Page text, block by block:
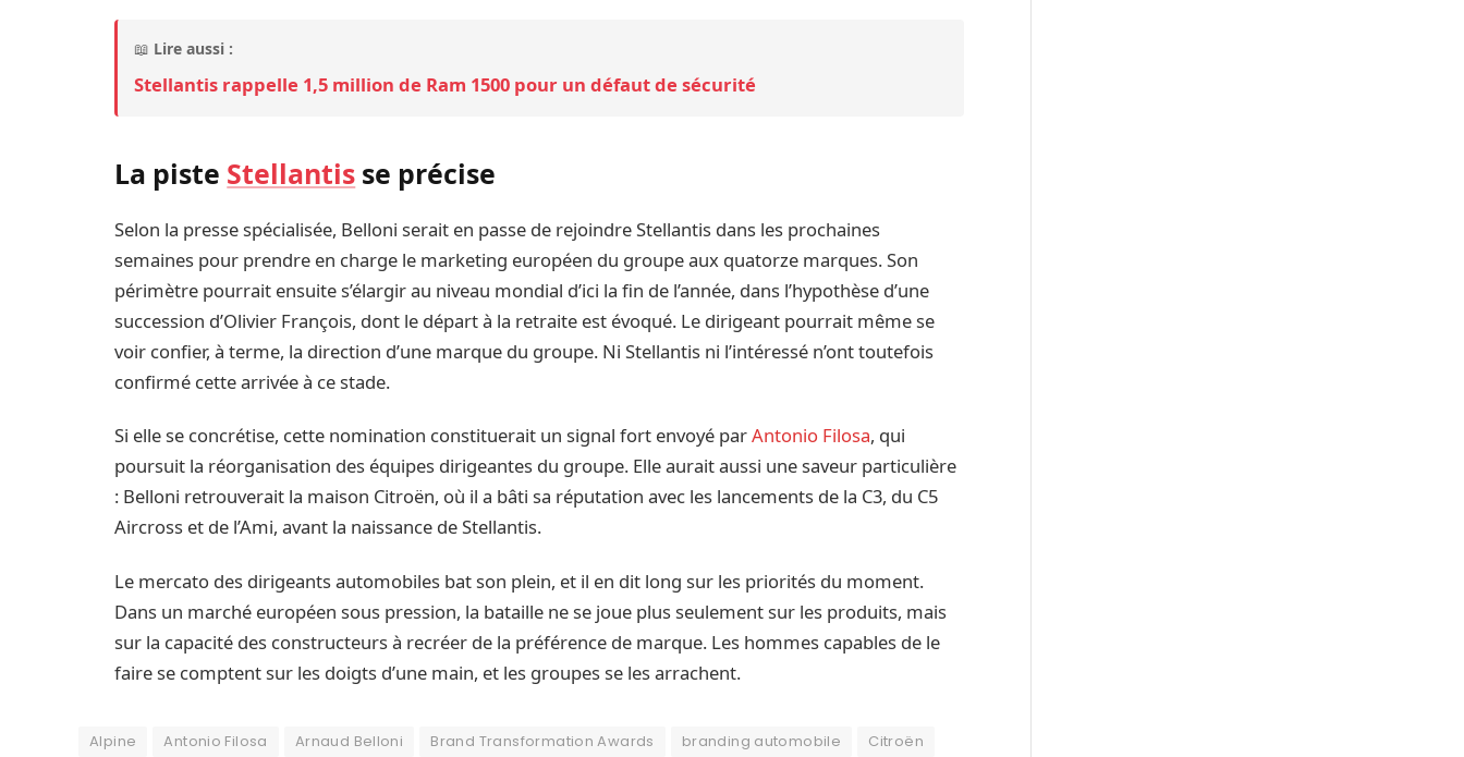
📖 Lire aussi :
Stellantis rappelle 1,5 million de Ram 1500 pour un défaut de sécurité
La piste Stellantis se précise
Selon la presse spécialisée, Belloni serait en passe de rejoindre Stellantis dans les prochaines
semaines pour prendre en charge le marketing européen du groupe aux quatorze marques. Son
périmètre pourrait ensuite s’élargir au niveau mondial d’ici la fin de l’année, dans l’hypothèse d’une
succession d’Olivier François, dont le départ à la retraite est évoqué. Le dirigeant pourrait même se
voir confier, à terme, la direction d’une marque du groupe. Ni Stellantis ni l’intéressé n’ont toutefois
confirmé cette arrivée à ce stade.
Si elle se concrétise, cette nomination constituerait un signal fort envoyé parAntonio Filosa, qui
poursuit la réorganisation des équipes dirigeantes du groupe. Elle aurait aussi une saveur particulière
: Belloni retrouverait la maison Citroën, où il a bâti sa réputation avec les lancements de la C3, du C5
Aircross et de l’Ami, avant la naissance de Stellantis.
Le mercato des dirigeants automobiles bat son plein, et il en dit long sur les priorités du moment.
Dans un marché européen sous pression, la bataille ne se joue plus seulement sur les produits, mais
sur la capacité des constructeurs à recréer de la préférence de marque. Les hommes capables de le
faire se comptent sur les doigts d’une main, et les groupes se les arrachent.
Alpine Antonio Filosa Arnaud Belloni Brand Transformation Awards branding automobile Citroën